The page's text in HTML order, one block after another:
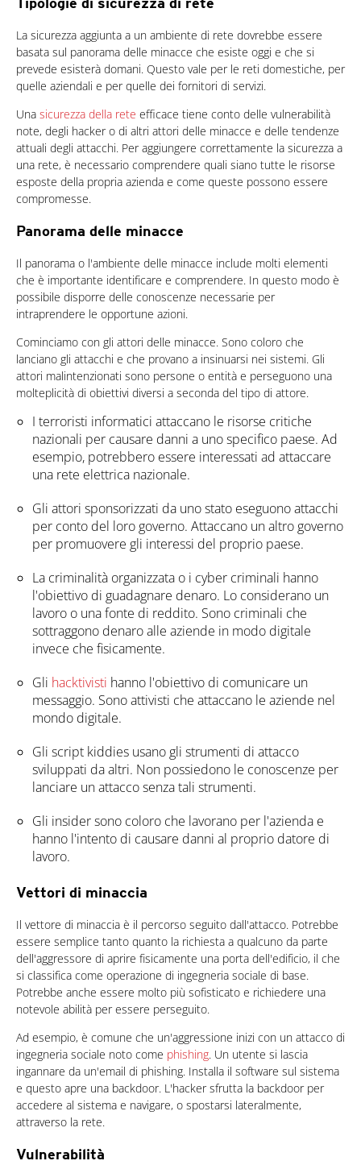
La sicurezza aggiunta a un ambiente di rete dovrebbe essere
basata sul panorama delle minacce che esiste oggi e che si
prevede esisterà domani. Questo vale per le reti domestiche, per
quelle aziendali e per quelle dei fornitori di servizi.
Una sicurezza della rete efficace tiene conto delle vulnerabilità
note, degli hacker o di altri attori delle minacce e delle tendenze
attuali degli attacchi. Per aggiungere correttamente la sicurezza a
una rete, è necessario comprendere quali siano tutte le risorse
esposte della propria azienda e come queste possono essere
compromesse.
Panorama delle minacce
Il panorama o l'ambiente delle minacce include molti elementi
che è importante identificare e comprendere. In questo modo è
possibile disporre delle conoscenze necessarie per
intraprendere le opportune azioni.
Cominciamo con gli attori delle minacce. Sono coloro che
lanciano gli attacchi e che provano a insinuarsi nei sistemi. Gli
attori malintenzionati sono persone o entità e perseguono una
molteplicità di obiettivi diversi a seconda del tipo di attore.
I terroristi informatici attaccano le risorse critiche
nazionali per causare danni a uno specifico paese. Ad
esempio, potrebbero essere interessati ad attaccare
una rete elettrica nazionale.
Gli attori sponsorizzati da uno stato eseguono attacchi
per conto del loro governo. Attaccano un altro governo
per promuovere gli interessi del proprio paese.
La criminalità organizzata o i cyber criminali hanno
l'obiettivo di guadagnare denaro. Lo considerano un
lavoro o una fonte di reddito. Sono criminali che
sottraggono denaro alle aziende in modo digitale
invece che fisicamente.
Gli hacktivisti hanno l'obiettivo di comunicare un
messaggio. Sono attivisti che attaccano le aziende nel
mondo digitale.
Gli script kiddies usano gli strumenti di attacco
sviluppati da altri. Non possiedono le conoscenze per
lanciare un attacco senza tali strumenti.
Gli insider sono coloro che lavorano per l'azienda e
hanno l'intento di causare danni al proprio datore di
lavoro.
Vettori di minaccia
Il vettore di minaccia è il percorso seguito dall'attacco. Potrebbe
essere semplice tanto quanto la richiesta a qualcuno da parte
dell'aggressore di aprire fisicamente una porta dell'edificio, il che
si classifica come operazione di ingegneria sociale di base.
Potrebbe anche essere molto più sofisticato e richiedere una
notevole abilità per essere perseguito.
Ad esempio, è comune che un'aggressione inizi con un attacco di
ingegneria sociale noto come phishing. Un utente si lascia
ingannare da un'email di phishing. Installa il software sul sistema
e questo apre una backdoor. L'hacker sfrutta la backdoor per
accedere al sistema e navigare, o spostarsi lateralmente,
attraverso la rete.
Vulnerabilità